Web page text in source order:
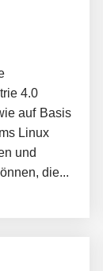
4.0
auf Basis
Linux
und
die...